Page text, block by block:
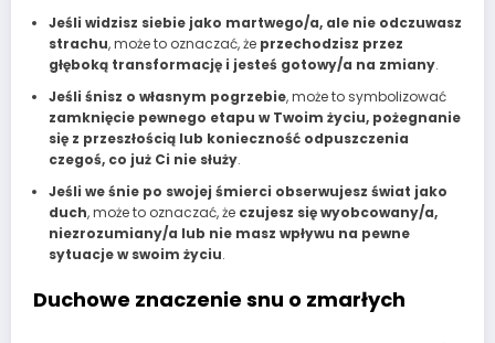
Jeśli widzisz siebie jako martwego/a, ale nie odczuwasz
strachu, może to oznaczać, że przechodzisz przez
głęboką transformację i jesteś gotowy/a na zmiany.
Jeśli śnisz o własnym pogrzebie, może to symbolizować
zamknięcie pewnego etapu w Twoim życiu, pożegnanie
się z przeszłością lub konieczność odpuszczenia
czegoś, co już Ci nie służy.
Jeśli we śnie po swojej śmierci obserwujesz świat jako
duch, może to oznaczać, że czujesz się wyobcowany/a,
niezrozumiany/a lub nie masz wpływu na pewne
sytuacje w swoim życiu.
Duchowe znaczenie snu o zmarłych